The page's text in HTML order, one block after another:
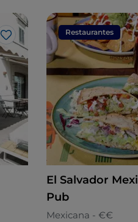
Me gusta
Restaurantes
El Salvador
Pub
Mexicana - €€